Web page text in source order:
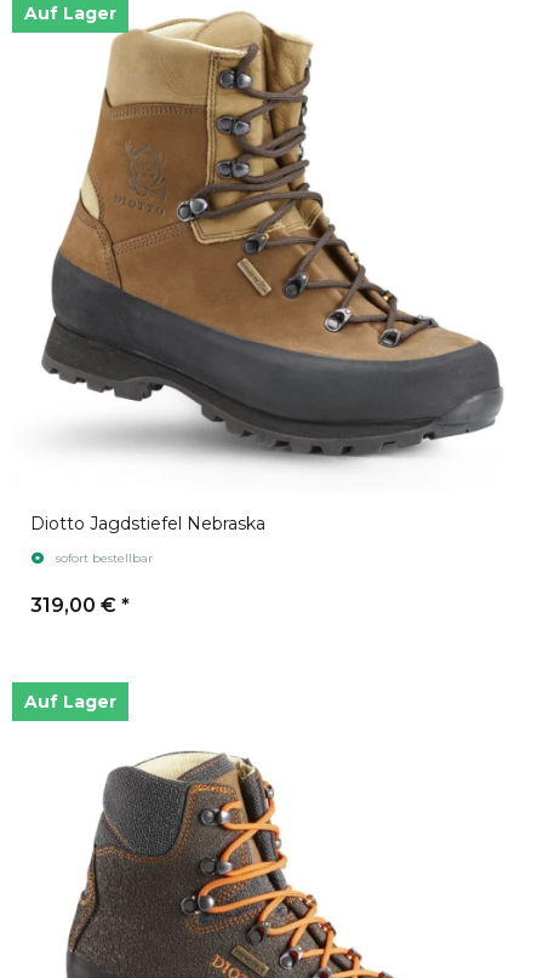
Auf Lager
Diotto Jagdstiefel Nebraska
sofort bestellbar
319,00 € *
Auf Lager